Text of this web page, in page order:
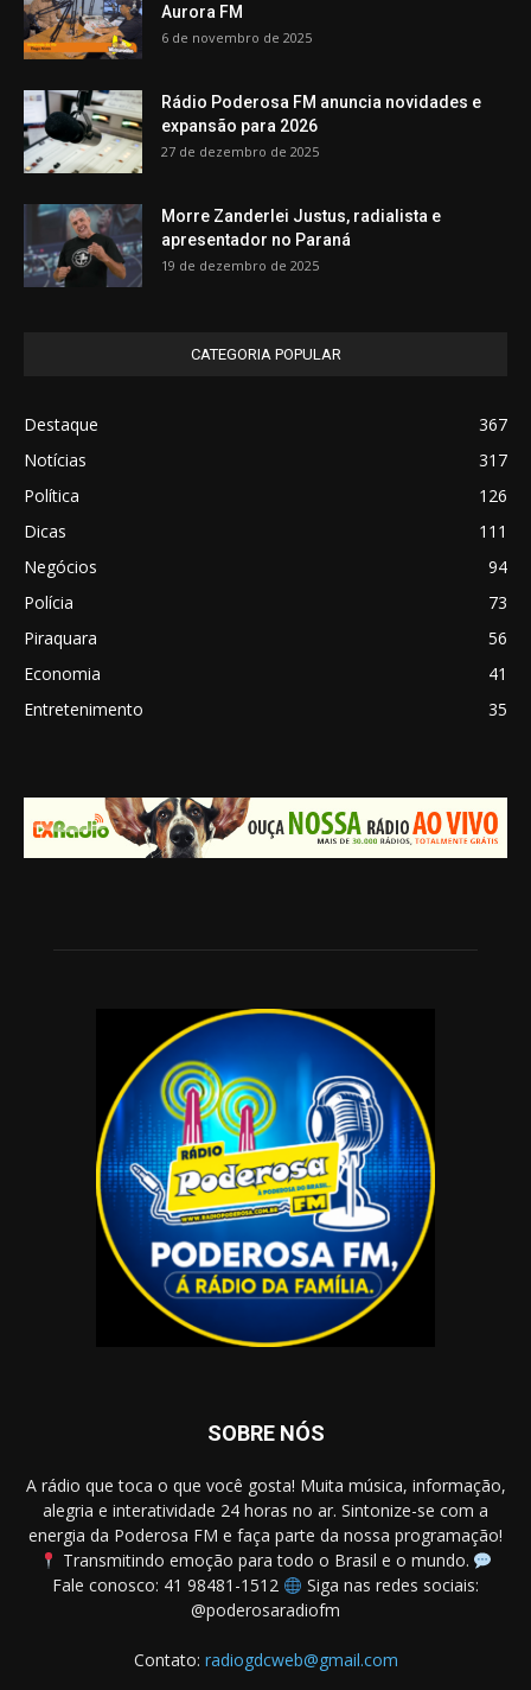
Aurora FM
6 de novembro de 2025
Rádio Poderosa FM anuncia novidades e
expansão para 2026
27 de dezembro de 2025
Morre Zanderlei Justus, radialista e
apresentador no Paraná
19 de dezembro de 2025
CATEGORIA POPULAR
Destaque
367
Notícias
317
Política
126
Dicas
111
Negócios
94
Polícia
73
Piraquara
56
Economia
41
Entretenimento
35
SOBRE NÓS
A rádio que toca o que você gosta! Muita música, informação,
alegria e interatividade 24 horas no ar. Sintonize-se com a
energia da Poderosa FM e faça parte da nossa programação!
Transmitindo emoção para todo o Brasil e o mundo.
Fale conosco: 41 98481-1512
Siga nas redes sociais:
@poderosaradiofm
Contato: radiogdcweb@gmail.com